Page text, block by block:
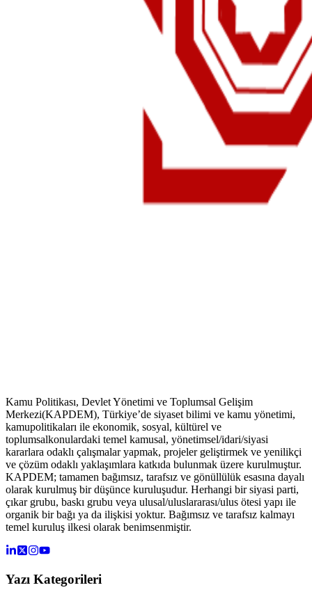
Kamu Politikası, Devlet Yönetimi ve Toplumsal Gelişim
Merkezi(KAPDEM), Türkiye’de siyaset bilimi ve kamu yönetimi,
kamupolitikaları ile ekonomik, sosyal, kültürel ve
toplumsalkonulardaki temel kamusal, yönetimsel/idari/siyasi
kararlara odaklı çalışmalar yapmak, projeler geliştirmek ve yenilikçi
ve çözüm odaklı yaklaşımlara katkıda bulunmak üzere kurulmuştur.
KAPDEM; tamamen bağımsız, tarafsız ve gönüllülük esasına dayalı
olarak kurulmuş bir düşünce kuruluşudur. Herhangi bir siyasi parti,
çıkar grubu, baskı grubu veya ulusal/uluslararası/ulus ötesi yapı ile
organik bir bağı ya da ilişkisi yoktur. Bağımsız ve tarafsız kalmayı
temel kuruluş ilkesi olarak benimsenmiştir.
Yazı Kategorileri